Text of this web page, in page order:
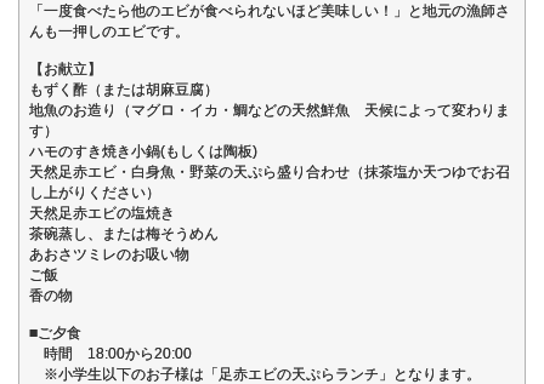
「一度食べたら他のエビが食べられないほど美味しい！」と地元の漁師さ
んも一押しのエビです。
【お献立】
もずく酢（または胡麻豆腐）
地魚のお造り（マグロ・イカ・鯛などの天然鮮魚 天候によって変わりま
す）
ハモのすき焼き小鍋(もしくは陶板)
天然足赤エビ・白身魚・野菜の天ぷら盛り合わせ（抹茶塩か天つゆでお召
し上がりください）
天然足赤エビの塩焼き
茶碗蒸し、または梅そうめん
あおさツミレのお吸い物
ご飯
香の物
■ご夕食
時間 18:00から20:00
※小学生以下のお子様は「足赤エビの天ぷらランチ」となります。